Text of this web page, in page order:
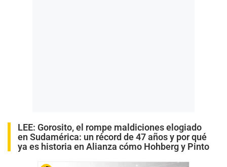
LEE: Gorosito, el rompe maldiciones elogiado
en Sudamérica: un récord de 47 años y por qué
ya es historia en Alianza cómo Hohberg y Pinto